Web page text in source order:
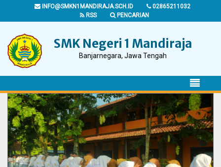
INFO@SMKN1MANDIRAJA.SCH.ID
02865211032
RSS
PENCARIAN
SMK Negeri 1 Mandiraja
Banjarnegara, Jawa Tengah